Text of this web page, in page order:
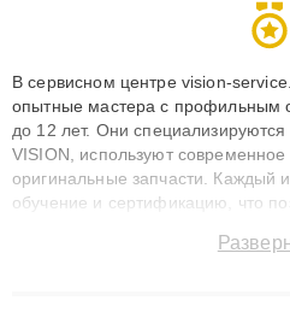
В сервисном центре vision-
опытные мастера с профильным
до 12 лет. Они
VISION, используют
оригинальные запчасти. Каждый
обучение и сертификацию, что
сохранением гарантии до 3 лет.